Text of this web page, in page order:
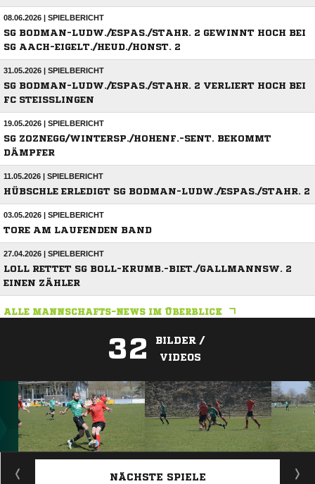
08.06.2026 | SPIELBERICHT
SG BODMAN-LUDW./ESPAS./STAHR. 2 GEWINNT HOCH BEI
SG AACH-EIGELT./HEUD./HONST. 2
31.05.2026 | SPIELBERICHT
SG BODMAN-LUDW./ESPAS./STAHR. 2 VERLIERT HOCH BEI
FC STEISSLINGEN
19.05.2026 | SPIELBERICHT
SG ZOZNEGG/WINTERSP./HOHENF.-SENT. BEKOMMT
DÄMPFER
11.05.2026 | SPIELBERICHT
HÜBSCHLE ERLEDIGT SG BODMAN-LUDW./ESPAS./STAHR. 2
03.05.2026 | SPIELBERICHT
TORE AM LAUFENDEN BAND
27.04.2026 | SPIELBERICHT
LOLL RETTET SG BOLL-KRUMB.-BIET./GALLMANNSW. 2
EINEN ZÄHLER
ALLE MANNSCHAFTS-NEWS IM ÜBERBLICK
32
BILDER /
VIDEOS
ANZEIGE
NÄCHSTE SPIELE